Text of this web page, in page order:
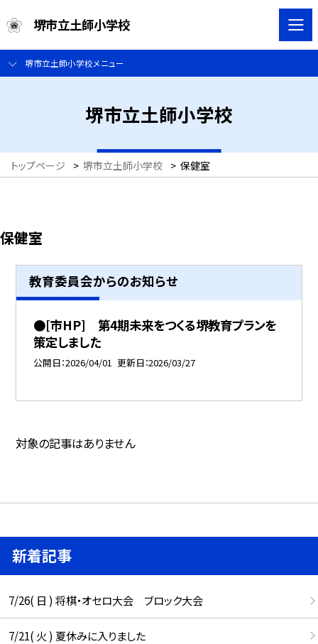
堺市立土師小学校
堺市立土師小学校メニュー
堺市立土師小学校
トップページ > 堺市立土師小学校 > 保健室
保健室
教育委員会からのお知らせ
●[市HP] 第4期未来をつくる堺教育プランを
策定しました
公開日 2026/04/01 更新日 2026/03/27
対象の記事はありません
新着記事
7/26( 日 ) 将棋・オセロ大会 ブロック大会
7/21( 火 ) 夏休みに入りました